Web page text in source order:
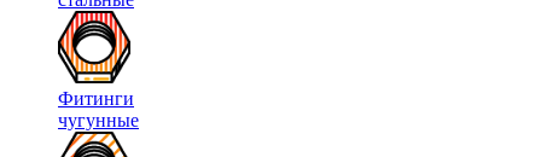
Фитинги
чугунные